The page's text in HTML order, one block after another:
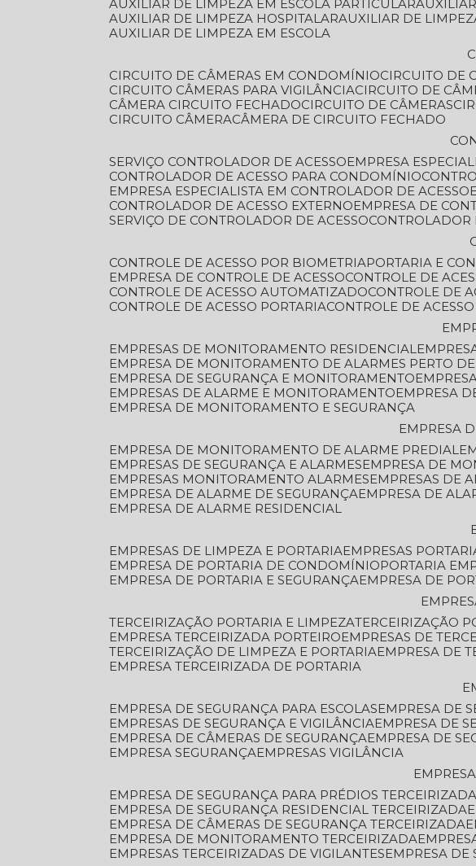
AUXILIAR DE LIMPEZA EM ESCOLA PARTICULAR
AUXILIAR DE LIMPEZA HOSPITALAR
AUXILIAR DE
AUXILIAR DE LIMPEZA EM ESCOLA
CIRCUITO DE CÂMERAS EM CONDOMÍNIO
CIRCUITO DE
CIRCUITO CÂMERAS PARA VIGILÂNCIA
CIRCUITO DE
CÂMERA CIRCUITO FECHADO
CIRCUITO DE CÂMERAS
CIRCUITO CÂMERA
CÂMERA DE CIRCUITO FECHADO
SERVIÇO CONTROLADOR DE ACESSO
EMPRESA
CONTROLADOR DE ACESSO PARA CONDOMÍNIO
EMPRESA ESPECIALISTA EM CONTROLADOR DE ACESSO
CONTROLADOR DE ACESSO EXTERNO
EMPRESA DE
SERVIÇO DE CONTROLADOR DE ACESSO
CONTROLE DE ACESSO POR BIOMETRIA
PORTARIA E
EMPRESA DE CONTROLE DE ACESSO
CONTROLE DE
CONTROLE DE ACESSO AUTOMATIZADO
CONTROLE DE
CONTROLE DE ACESSO PORTARIA CONTROLE DE
EMPRESAS DE MONITORAMENTO RESIDENCIAL
EMPRESA DE MONITORAMENTO DE ALARMES PERTO
EMPRESA DE SEGURANÇA E MONITORAMENTO
EMPRESAS DE ALARME E MONITORAMENTO
EMPRESA
EMPRESA DE MONITORAMENTO E SEGURANÇA
EMPRESA
EMPRESA DE MONITORAMENTO DE ALARME PREDIAL
EMPRESAS DE SEGURANÇA E ALARMES
EMPRESA DE
EMPRESAS MONITORAMENTO ALARMES
EMPRESAS DE
EMPRESA DE ALARME DE SEGURANÇA
EMPRESA DE
EMPRESA DE ALARME RESIDENCIAL
EMPRESAS DE LIMPEZA E PORTARIA
EMPRESAS
EMPRESA DE PORTARIA DE CONDOMÍNIO
PORTARIA
EMPRESA DE PORTARIA E SEGURANÇA
EMPRESA DE
TERCEIRIZAÇÃO PORTARIA E LIMPEZA TERCEIRIZAÇÃO
EMPRESA TERCEIRIZADA PORTEIRO
EMPRESAS DE
TERCEIRIZAÇÃO DE LIMPEZA E PORTARIA
EMPRESA DE
EMPRESA TERCEIRIZADA DE PORTARIA
EMPRESA DE SEGURANÇA PARA ESCOLAS
EMPRESA DE
EMPRESAS DE SEGURANÇA E VIGILÂNCIA
EMPRESA DE
EMPRESA DE CÂMERAS DE SEGURANÇA
EMPRESA DE
EMPRESA SEGURANÇA
EMPRESAS VIGILÂNCIA
EMPRESA DE SEGURANÇA PARA PRÉDIOS TERCEIRIZADA
EMPRESA DE SEGURANÇA RESIDENCIAL TERCEIRIZADA
EMPRESA DE CÂMERAS DE SEGURANÇA TERCEIRIZADA
EMPRESA DE MONITORAMENTO TERCEIRIZADA
EMPRESAS TERCEIRIZADAS DE VIGILANTES
EMPRESA